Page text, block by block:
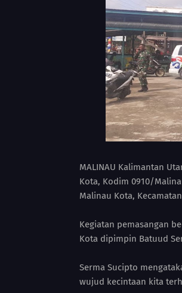
MALINAU Kalimantan
Kota, Kodim 0910/
Malinau Kota,
Kegiatan pemasangan
Kota dipimpin Batuud
Serma Sucipto
wujud kecintaan kita